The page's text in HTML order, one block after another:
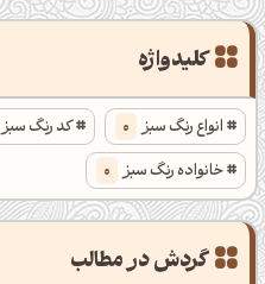
کلیدواژه
انواع رنگ سبز 0 کد رنگ سبز
خانواده رنگ سبز 0
گردش در مطالب